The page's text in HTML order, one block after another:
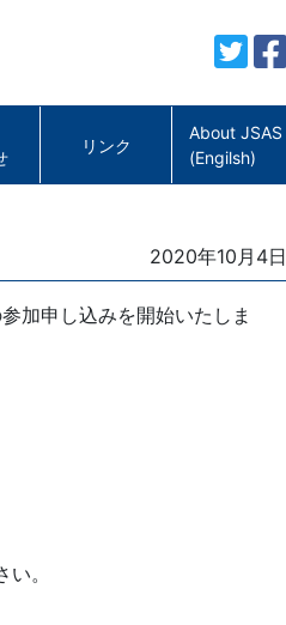
リンク
About JSAS
(Engilsh)
Posted
on
2020年10月4日
加申し込みを開始いたしま
。